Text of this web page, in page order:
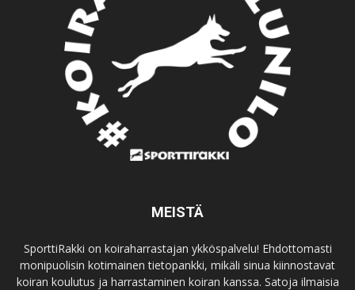
MEISTÄ
SporttiRakki on koiraharrastajan ykköspalvelu! Ehdottomasti
monipuolisin kotimainen tietopankki, mikäli sinua kiinnostavat
koiran koulutus ja harrastaminen koiran kanssa. Satoja ilmaisia